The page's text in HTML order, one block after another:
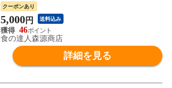
クーポンあり
5,000円 送料込み
46
食の達人森源商店
詳細を見る